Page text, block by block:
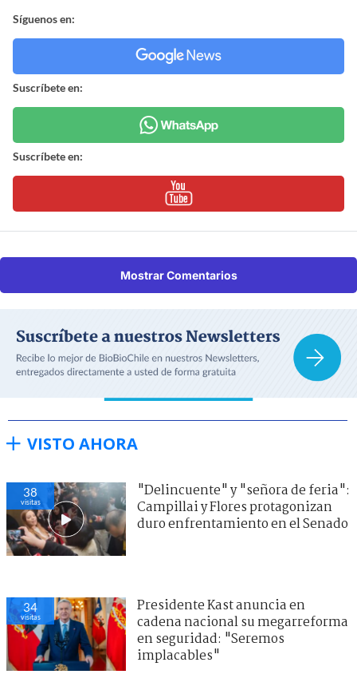
Síguenos en:
Suscríbete en:
Suscríbete en:
Mostrar Comentarios
VISTO AHORA
38
visitas
"Delincuente" y "señora de feria":
Campillai y Flores protagonizan
duro enfrentamiento en el Senado
34
visitas
Presidente Kast anuncia en
cadena nacional su megarreforma
en seguridad: "Seremos
implacables"